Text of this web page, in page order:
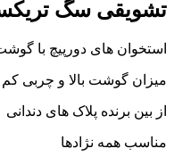
تشویقی سگ تریکسی
استخوان های دورپیچ با
میزان گوشت بالا و چربی کم
از بین برنده پلاک های دندانی
مناسب همه نژادها